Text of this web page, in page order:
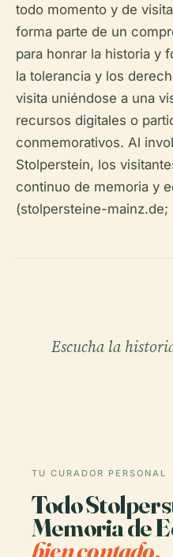
todo momento y de
forma parte de un
para honrar la historia y
la tolerancia y los
visita uniéndose a una
recursos digitales o
conmemorativos. Al
Stolperstein, los
continuo de memoria y
(stolpersteine-mainz.de;
Escucha la
TU CURADOR PERSONAL
Todo
Memoria de
bien contado.